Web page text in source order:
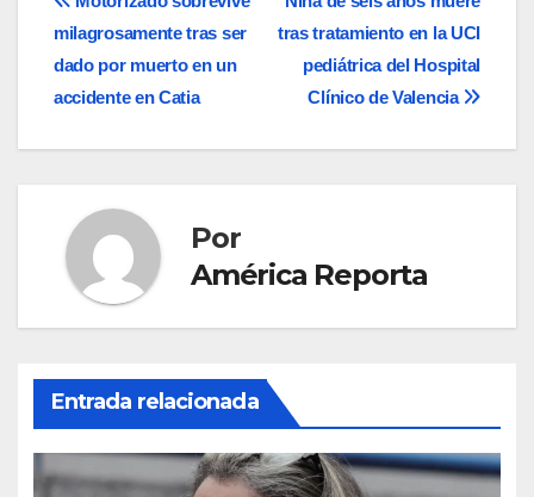
de
entradas
tras tratamiento en la UCI
pediátrica del Hospital
Clínico de Valencia
milagrosamente tras ser
dado por muerto en un
accidente en Catia
Por
América Reporta
Entrada relacionada